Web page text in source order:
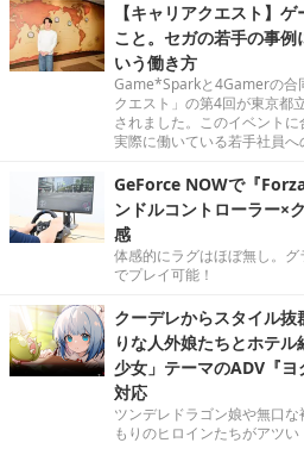
【キャリアクエスト】
こと。セガの若手の事
いう働き方
Game*Sparkと4Gamerの合
クエスト」の第4回が東京都
されました。このイベント
実際に働いている若手社員へ
GeForce NOWで『
ンドルコントローラー×
感
体感的にラグはほぼ無し。
でプレイ可能！
クーデレからスタイル
りな人外娘たちとホテ
少女」テーマのADV『
対応
ツンデレドラゴン娘や無口
もりのヒロインたちがアツい